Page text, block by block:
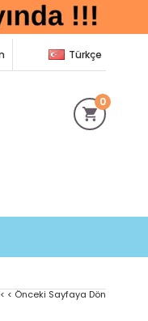
Türkçe
0
< < Önceki Sayfaya Dön